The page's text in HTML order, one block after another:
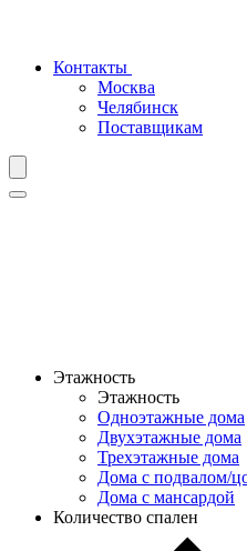
Контакты
Москва
Челябинск
Поставщикам
Этажность
Этажность
Одноэтажные дома
Двухэтажные дома
Трехэтажные дома
Дома с подвалом/
Дома с мансардой
Количество спален